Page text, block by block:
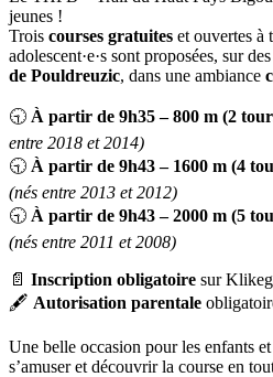
jeunes !
Trois courses gratuites et ouvertes à
adolescent·e·s sont proposées, sur des
de Pouldreuzic, dans une ambiance
🕤 À partir de 9h35 – 800 m (2
entre 2018 et 2014)
🕤 À partir de 9h43 – 1600 m (4
(nés entre 2013 et 2012)
🕤 À partir de 9h43 – 2000 m (5
(nés entre 2011 et 2008)
📄 Inscription obligatoire sur
🖋️ Autorisation parentale
Une belle occasion pour les enfants et
s’amuser et découvrir la course en